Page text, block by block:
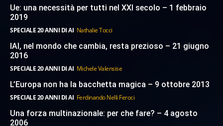
Ue: una necessità per tutti nel XXI secolo – 1 febbraio
2019
SPECIALE 20 ANNI DI AI Nathalie Tocci
IAI, nel mondo che cambia, resta prezioso – 21 giugno
2016
SPECIALE 20 ANNI DI AI Michele Valensise
L’Europa non ha la bacchetta magica – 9 ottobre 2013
SPECIALE 20 ANNI DI AI Ferdinando Nelli Feroci
Una forza multinazionale: per che fare? – 4 agosto
2006